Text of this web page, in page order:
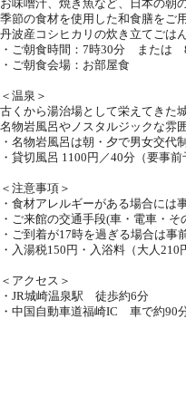
お味噌汁、焼き魚など、日本の朝
季節の食材を使用した和食膳をご
丹波産コシヒカリの炊き立てごは
・ご朝食時間：7時30分 または
・ご朝食会場：お部屋食
＜温泉＞
古くから湯治場として栄えてきた
名物岩風呂やノスタルジックな雰
・名物岩風呂は朝・夕で男女交代
・貸切風呂 1100円／40分（要事前
＜注意事項＞
・食材アレルギーがある場合には
・ご来館の交通手段(車・電車・
・ご到着が17時を過ぎる場合は事
・入湯税150円・入浴料（大人
＜アクセス＞
・JR城崎温泉駅 徒歩約6分
・中国自動車道福崎IC 車で約90